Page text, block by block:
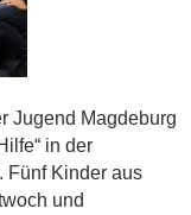
Jugend Magdeburg
in der
Fünf Kinder aus
und